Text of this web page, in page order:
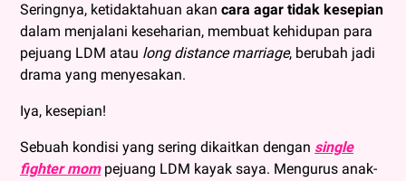
Seringnya, ketidaktahuan akan cara agar tidak kesepian
dalam menjalani keseharian, membuat kehidupan para
pejuang LDM atau long distance marriage, berubah jadi
drama yang menyesakan.
Iya, kesepian!
Sebuah kondisi yang sering dikaitkan dengan single
fighter mom pejuang LDM kayak saya. Mengurus anak-